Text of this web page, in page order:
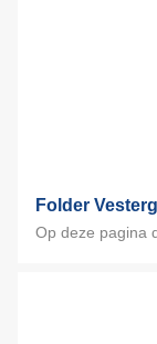
Folder
Op deze pagina